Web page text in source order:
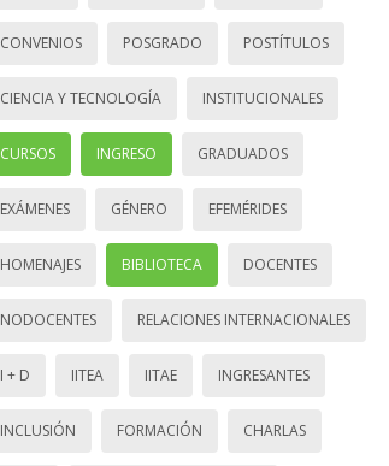
CONVENIOS POSGRADO POSTÍTULOS
CIENCIA Y TECNOLOGÍA INSTITUCIONALES
CURSOS INGRESO GRADUADOS
EXÁMENES GÉNERO EFEMÉRIDES
HOMENAJES BIBLIOTECA DOCENTES
NODOCENTES RELACIONES INTERNACIONALES
I + D IITEA IITAE INGRESANTES
INCLUSIÓN FORMACIÓN CHARLAS